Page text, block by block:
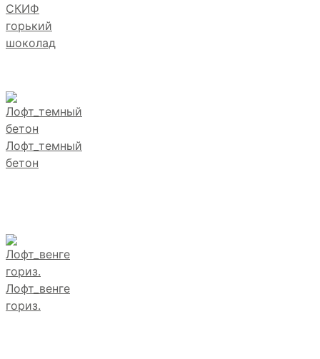
СКИФ
горький
шоколад
Лофт_темный
бетон
Лофт_венге
гориз.